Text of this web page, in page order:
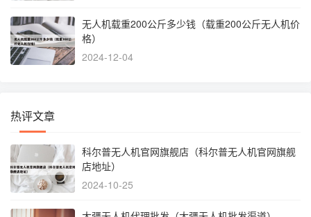
无人机载重200公斤多少钱（载重200公斤无人机价
格）
2024-12-04
热评文章
科尔普无人机官网旗舰店（科尔普无人机官网旗舰
店地址）
2024-10-25